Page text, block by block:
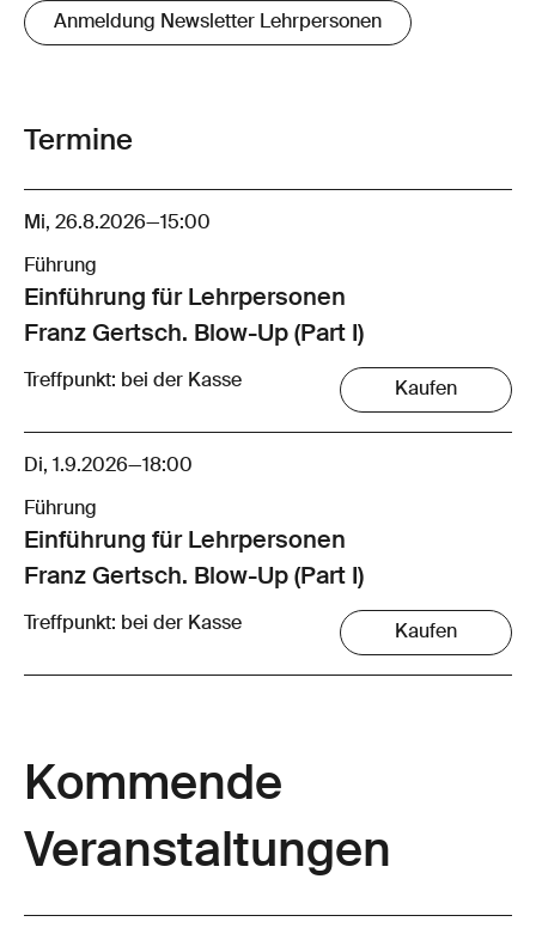
Anmeldung Newsletter Lehrpersonen
Termine
Mi, 26.8.2026—15:00
Führung
Einführung für Lehrpersonen
Franz Gertsch. Blow-Up (Part I)
Treffpunkt: bei der Kasse Kaufen
Di, 1.9.2026—18:00
Führung
Einführung für Lehrpersonen
Franz Gertsch. Blow-Up (Part I)
Treffpunkt: bei der Kasse Kaufen
Kommende
Veranstaltungen